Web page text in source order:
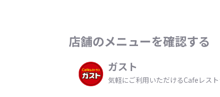
店舗のメニューを確認する
ガスト
気軽にご利用いただけるCafeレス